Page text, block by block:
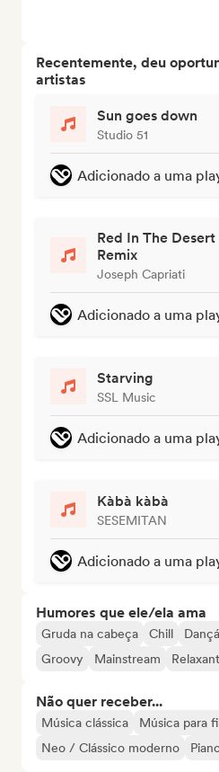
Recentemente, deu
artistas
Sun goes down
Studio 51
Adicionado a uma
Red In The
Remix
Joseph Capriati
Adicionado a uma
Starving
SSL Music
Adicionado a uma
Kàbà kàbà
SESEMITAN
Adicionado a uma
Humores que ele/ela ama
Gruda na cabeça Chill
Groovy
Mainstream
Não quer receber...
Música clássica
Música para
Neo / Clássico moderno